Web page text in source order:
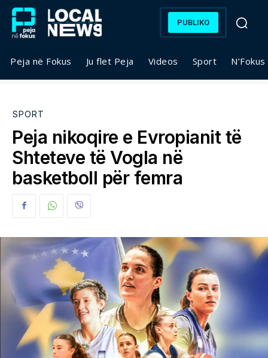
PUBLIKO
Peja në Fokus Ju flet Peja Videos Sport
SPORT
Peja nikoqire e Evropianit të
Shteteve të Vogla në
basketboll për femra